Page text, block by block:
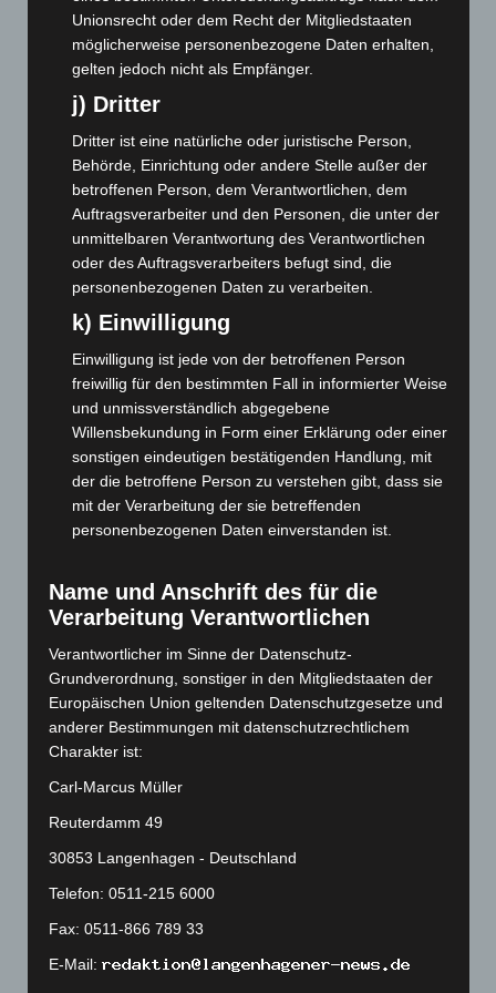
Dezember 2024(89)
November 2024(94)
Oktober 2024(93)
September 2024
August 2024(107)
Juli 2024
(89)
Juni 2024(107)
Mai 2024(149)
(102)
März 2024(103)
Januar 2024(111)
Dezember 2023(130)
November 2023(130)
Oktober 2023(114)
September 2023(133)
August 2023
Juni 2023(142)
Mai 2023
(139)
April 2023(155)
März 2023(174)
Februar 2023(154)
Januar 2023
(140)
Juli 2022 (133)
Unionsrecht oder dem Recht der Mitgliedstaaten
möglicherweise personenbezogene Daten erhalten,
gelten jedoch nicht als Empfänger.
j) Dritter
Dritter ist eine natürliche oder juristische Person,
Behörde, Einrichtung oder andere Stelle außer der
betroffenen Person, dem Verantwortlichen, dem
Auftragsverarbeiter und den Personen, die unter der
unmittelbaren Verantwortung des Verantwortlichen
oder des Auftragsverarbeiters befugt sind, die
personenbezogenen Daten zu verarbeiten.
k) Einwilligung
Einwilligung ist jede von der betroffenen Person
freiwillig für den bestimmten Fall in informierter Weise
und unmissverständlich abgegebene
Willensbekundung in Form einer Erklärung oder einer
sonstigen eindeutigen bestätigenden Handlung, mit
der die betroffene Person zu verstehen gibt, dass sie
mit der Verarbeitung der sie betreffenden
personenbezogenen Daten einverstanden ist.
Name und Anschrift des für die
Verarbeitung Verantwortlichen
Verantwortlicher im Sinne der Datenschutz-
Grundverordnung, sonstiger in den Mitgliedstaaten der
Europäischen Union geltenden Datenschutzgesetze und
anderer Bestimmungen mit datenschutzrechtlichem
Charakter ist:
Carl-Marcus Müller
Reuterdamm 49
30853 Langenhagen - Deutschland
Telefon: 0511-215 6000
Fax: 0511-866 789 33
E-Mail: